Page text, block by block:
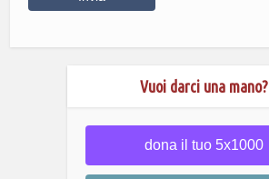
Vuoi darci una mano?
dona il tuo 5x1000